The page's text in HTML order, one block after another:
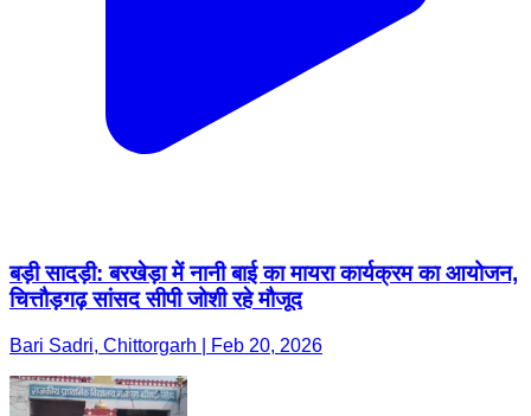
बड़ी सादड़ी: बरखेड़ा में नानी बाई का मायरा कार्यक्रम का आयोजन,
चित्तौड़गढ़ सांसद सीपी जोशी रहे मौजूद
Bari Sadri, Chittorgarh | Feb 20, 2026